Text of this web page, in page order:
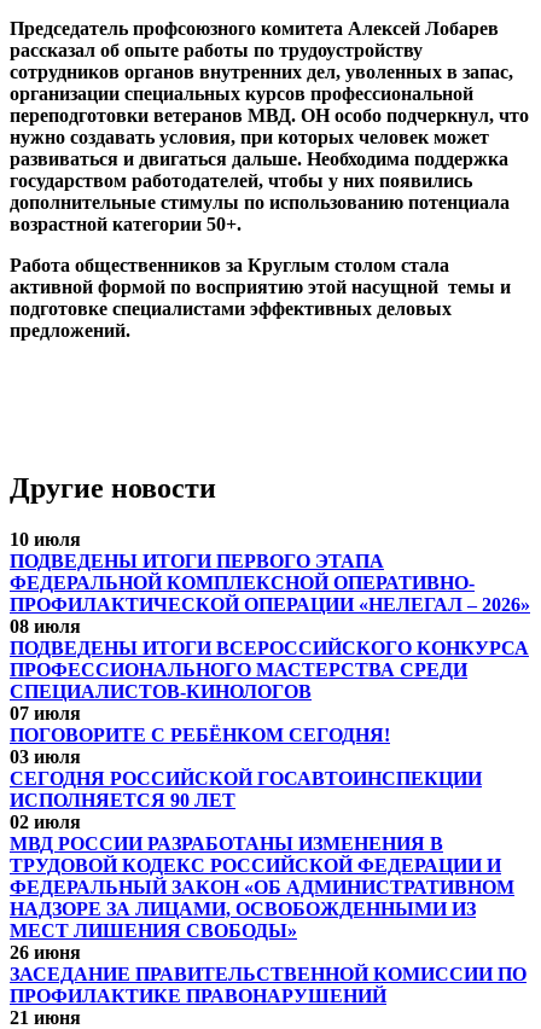
Председатель профсоюзного комитета Алексей Лобарев
рассказал об опыте работы по трудоустройству
сотрудников органов внутренних дел, уволенных в запас,
организации специальных курсов профессиональной
переподготовки ветеранов МВД. ОН особо подчеркнул, что
нужно создавать условия, при которых человек может
развиваться и двигаться дальше. Необходима поддержка
государством работодателей, чтобы у них появились
дополнительные стимулы по использованию потенциала
возрастной категории 50+.
Работа общественников за Круглым столом стала
активной формой по восприятию этой насущной темы и
подготовке специалистами эффективных деловых
предложений.
Другие новости
10 июля
ПОДВЕДЕНЫ ИТОГИ ПЕРВОГО ЭТАПА
ФЕДЕРАЛЬНОЙ КОМПЛЕКСНОЙ ОПЕРАТИВНО-
ПРОФИЛАКТИЧЕСКОЙ ОПЕРАЦИИ «НЕЛЕГАЛ – 2026»
08 июля
ПОДВЕДЕНЫ ИТОГИ ВСЕРОССИЙСКОГО КОНКУРСА
ПРОФЕССИОНАЛЬНОГО МАСТЕРСТВА СРЕДИ
СПЕЦИАЛИСТОВ-КИНОЛОГОВ
07 июля
ПОГОВОРИТЕ С РЕБЁНКОМ СЕГОДНЯ!
03 июля
СЕГОДНЯ РОССИЙСКОЙ ГОСАВТОИНСПЕКЦИИ
ИСПОЛНЯЕТСЯ 90 ЛЕТ
02 июля
МВД РОССИИ РАЗРАБОТАНЫ ИЗМЕНЕНИЯ В
ТРУДОВОЙ КОДЕКС РОССИЙСКОЙ ФЕДЕРАЦИИ И
ФЕДЕРАЛЬНЫЙ ЗАКОН «ОБ АДМИНИСТРАТИВНОМ
НАДЗОРЕ ЗА ЛИЦАМИ, ОСВОБОЖДЕННЫМИ ИЗ
МЕСТ ЛИШЕНИЯ СВОБОДЫ»
26 июня
ЗАСЕДАНИЕ ПРАВИТЕЛЬСТВЕННОЙ КОМИССИИ ПО
ПРОФИЛАКТИКЕ ПРАВОНАРУШЕНИЙ
21 июня